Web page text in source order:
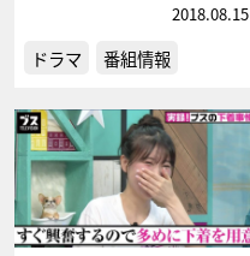
2018.08.15
ドラマ 番組情報